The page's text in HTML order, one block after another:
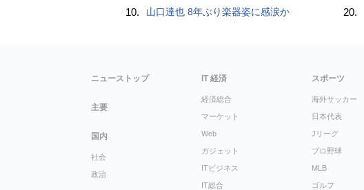
10. 山口達也 8年ぶり楽器姿に感涙か 20.
ニューストップ
主要
国内
社会
政治
IT 経済
経済総合
マーケット
Web
ガジェット
ITビジネス
IT総合
スポーツ
海外サッカー
日本代表
Jリーグ
プロ野球
MLB
ゴルフ